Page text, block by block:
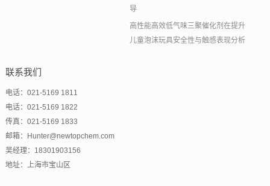
导
高性能高效低气味三聚催化剂在提升
儿童泡沫玩具安全性与触感表现分析
联系我们
电话：021-5169 1811
电话：021-5169 1822
传真：021-5169 1833
邮箱：Hunter@newtopchem.com
吴经理：18301903156
地址：上海市宝山区